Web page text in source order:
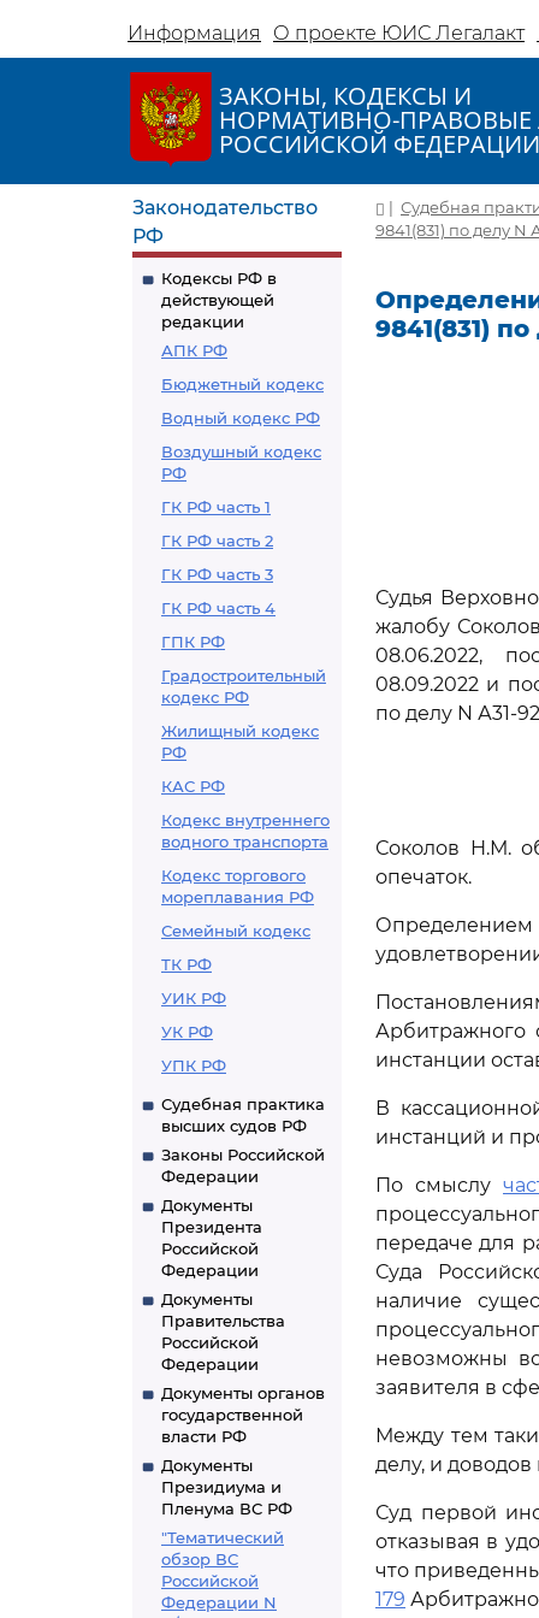
Информация О проекте ЮИС Легалакт
ЗАКОНЫ, КОДЕКСЫ И
НОРМАТИВНО-ПРАВОВЫЕ
РОССИЙСКОЙ ФЕДЕРАЦИИ
Законодательство
РФ
Кодексы РФ в
действующей
редакции
АПК РФ
Бюджетный кодекс
Водный кодекс РФ
Воздушный кодекс
РФ
ГК РФ часть 1
ГК РФ часть 2
ГК РФ часть 3
ГК РФ часть 4
ГПК РФ
Градостроительный
кодекс РФ
Жилищный кодекс
РФ
КАС РФ
Кодекс внутреннего
водного транспорта
Кодекс торгового
мореплавания РФ
Семейный кодекс
ТК РФ
УИК РФ
УК РФ
УПК РФ
Судебная практика
высших судов РФ
Законы Российской
Федерации
Документы
Президента
Российской
Федерации
Документы
Правительства
Российской
Федерации
Документы органов
государственной
власти РФ
Документы
Президиума и
Пленума ВС РФ
"Тематический
обзор ВС
Российской
Федерации N
| Судебная
9841(831) по делу N
9841(831)
Судья
жалобу
08.06.2022,
08.09.2022 и
по делу N А31-
Соколов Н.М.
опечаток.
Арбитражного
инстанции
В
инстанций и
По смыслу
передаче для
Суда
наличие
невозможны
заявителя в
Между тем
делу, и
Суд первой
отказывая в
что
179